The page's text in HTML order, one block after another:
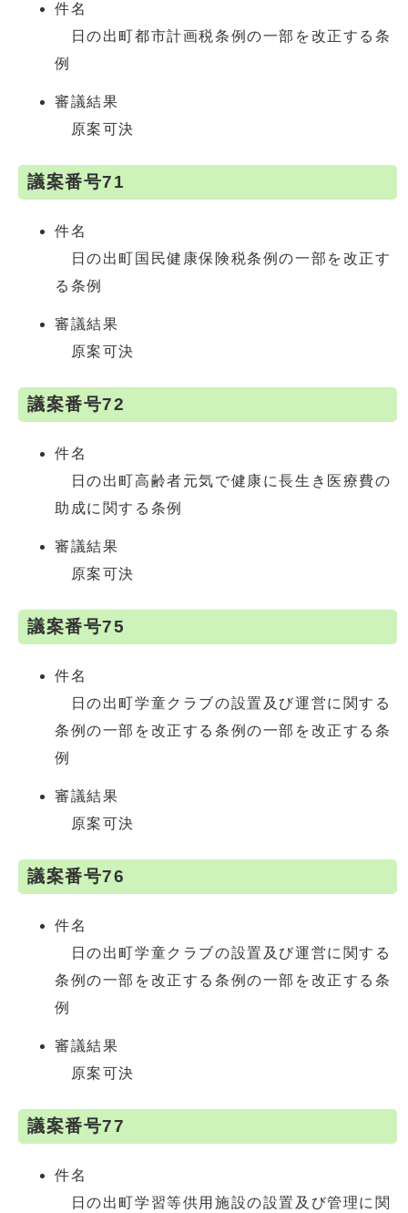
件名
日の出町都市計画税条例の一部を改正する条
例
審議結果
原案可決
議案番号71
件名
日の出町国民健康保険税条例の一部を改正す
る条例
審議結果
原案可決
議案番号72
件名
日の出町高齢者元気で健康に長生き医療費の
助成に関する条例
審議結果
原案可決
議案番号75
件名
日の出町学童クラブの設置及び運営に関する
条例の一部を改正する条例の一部を改正する条
例
審議結果
原案可決
議案番号76
件名
日の出町学童クラブの設置及び運営に関する
条例の一部を改正する条例の一部を改正する条
例
審議結果
原案可決
議案番号77
件名
日の出町学習等供用施設の設置及び管理に関